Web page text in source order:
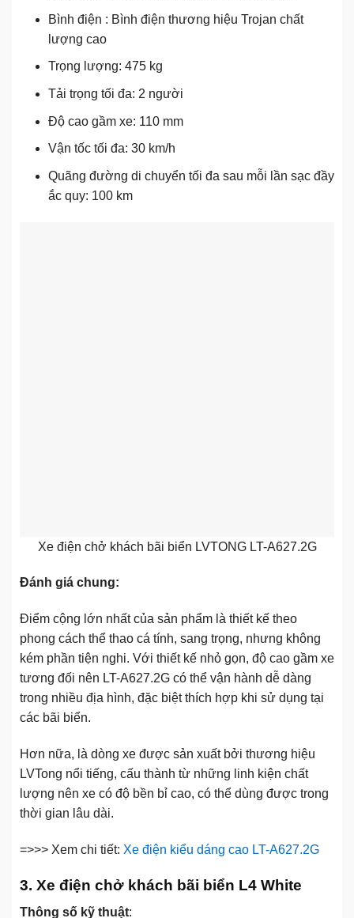
Bình điện : Bình điện thương hiệu Trojan chất
lượng cao
Trọng lượng: 475 kg
Tải trọng tối đa: 2 người
Độ cao gầm xe: 110 mm
Vận tốc tối đa: 30 km/h
Quãng đường di chuyển tối đa sau mỗi lần sạc đầy
ắc quy: 100 km
Xe điện chở khách bãi biển LVTONG LT-A627.2G
Đánh giá chung:
Điểm cộng lớn nhất của sản phẩm là thiết kế theo
phong cách thể thao cá tính, sang trọng, nhưng không
kém phần tiện nghi. Với thiết kế nhỏ gọn, độ cao gầm xe
tương đối nên LT-A627.2G có thể vận hành dễ dàng
trong nhiều địa hình, đặc biệt thích hợp khi sử dụng tại
các bãi biển.
Hơn nữa, là dòng xe được sản xuất bởi thương hiệu
LVTong nổi tiếng, cấu thành từ những linh kiện chất
lượng nên xe có độ bền bỉ cao, có thể dùng được trong
thời gian lâu dài.
=>>> Xem chi tiết: Xe điện kiểu dáng cao LT-A627.2G
3. Xe điện chở khách bãi biển L4 White
Thông số kỹ thuật: